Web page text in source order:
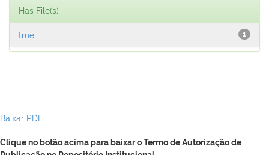
Has File(s)
1
true
Baixar PDF
Clique no botão acima para baixar o Termo de Autorização de